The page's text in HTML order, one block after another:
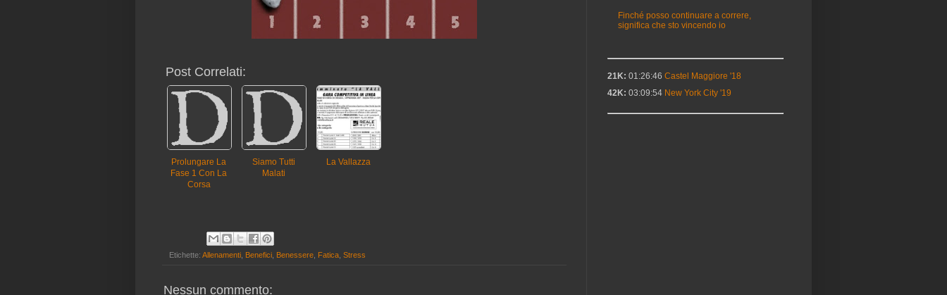
Post Correlati:
Prolungare La
Fase 1 Con La
Corsa
Siamo Tutti
Malati
La Vallazza
Etichette: Allenamenti Benefici Benessere Fatica Stress
Nessun commento:
Finché posso continuare a correre,
significa che sto vincendo io
21K: 01:26:46 Castel Maggiore '18
42K: 03:09:54 New York City '19